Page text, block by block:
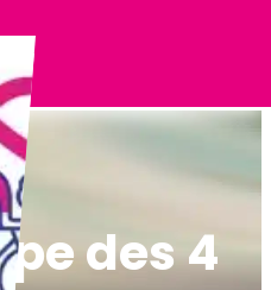
des 4